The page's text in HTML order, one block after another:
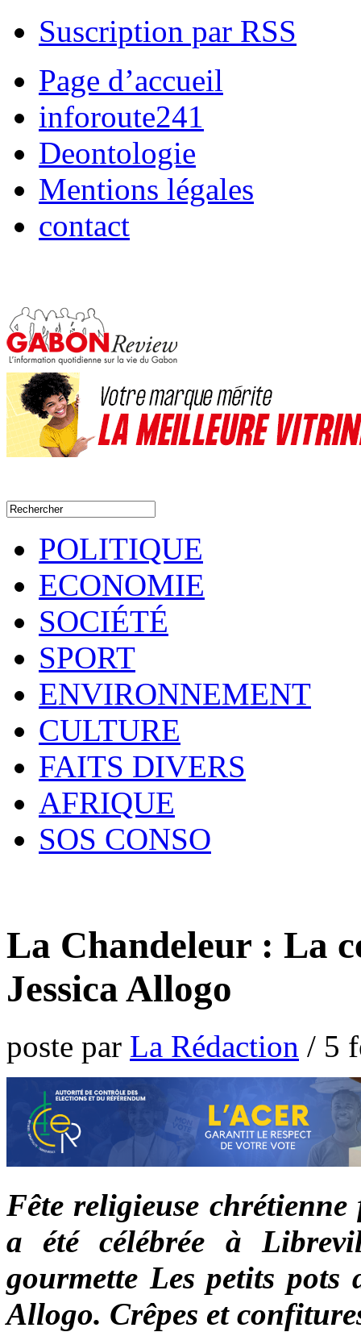
Suscription par RSS
Page d’accueil
inforoute241
Deontologie
Mentions légales
contact
POLITIQUE
ECONOMIE
SOCIÉTÉ
SPORT
ENVIRONNEMENT
CULTURE
FAITS DIVERS
AFRIQUE
SOS CONSO
La Chandeleur : La
Jessica Allogo
poste par La Rédaction / 5
Fête religieuse
a été célébrée à
gourmette Les petits pots
Allogo. Crêpes et